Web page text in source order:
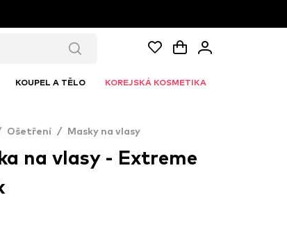
KOUPEL A TĚLO KOREJSKÁ KOSMETIKA
Ošetření / Masky na vlasy
na vlasy - Extreme